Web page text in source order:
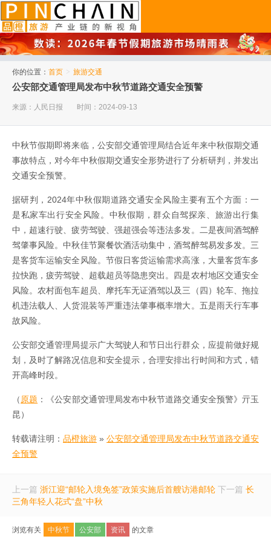
你的位置： 首页 > 旅游交通
公安部交通管理局发布中秋节道路交通安全预警
来源：人民日报 时间：2024-09-13
中秋节假期即将来临，公安部交通管理局结合近年来中秋假期交通
事故特点，对今年中秋假期交通安全形势进行了分析研判，并发出
交通安全预警。
据研判，2024年中秋假期道路交通安全风险主要有五个方面：一
是私家车出行安全风险。中秋假期，群众自驾探亲、旅游出行集
中，超速行驶、疲劳驾驶、强超强会等违法多发。二是夜间酒驾醉
驾肇事风险。中秋佳节聚餐饮酒活动集中，酒驾醉驾易发多发。三
是客货车运输安全风险。节假日客货运输需求高涨，大量客货车多
拉快跑，疲劳驾驶、超载超员等隐患突出。四是农村地区交通安全
风险。农村面包车超员、摩托车无证酒驾以及三（四）轮车、拖拉
机违法载人、人货混装等严重违法肇事概率增大。五是雨天行车事
故风险。
公安部交通管理局提示广大驾驶人和节日出行群众，应提前做好规
划，及时了解路况信息和安全提示，合理安排出行时间和方式，错
开高峰时段。
（原题 ：《公安部交通管理局发布中秋节道路交通安全预警》亓玉
昆）
转载请注明： 品橙旅游 » 公安部交通管理局发布中秋节道路交通安
全预警
上一篇 浙江迎“邮轮入境免签”政策实施后首艘访港邮轮 下一篇 长
三角年轻人花式“盘”中秋
浏览有关 中秋节 公安部 资讯 的文章